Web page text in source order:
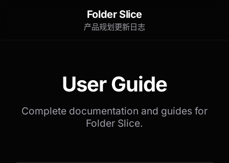
Folder Slice
产品规划更新日志
User Guide
Complete documentation and guides for
Folder Slice.